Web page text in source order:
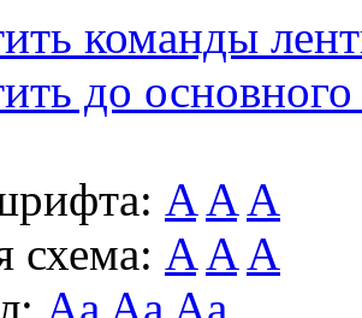
команды
до основного
A A A
схема: A A A